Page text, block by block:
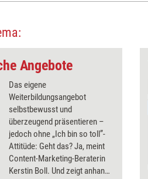
Angebote
Das eigene
Weiterbildungsangebot
selbstbewusst und
überzeugend präsentieren –
jedoch ohne „Ich bin so toll”-
Attitüde: Geht das? Ja, meint
Content-Marketing-Beraterin
Kerstin Boll. Und zeigt anhand